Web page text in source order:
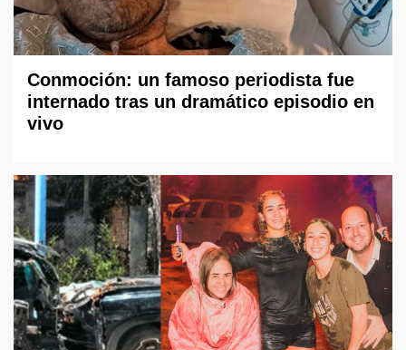
Conmoción: un famoso periodista fue
internado tras un dramático episodio en
vivo